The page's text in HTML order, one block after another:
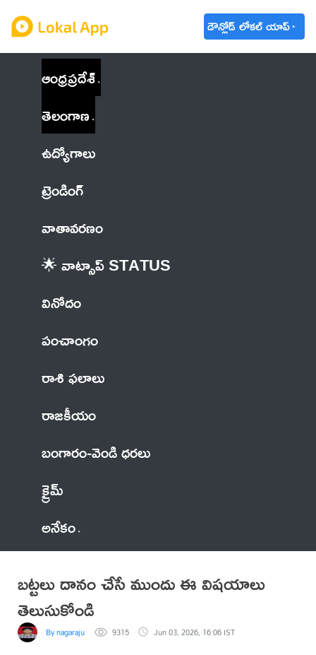
డౌన్లోడ్ లోకల్ యాప్
ఆంధ్రప్రదేశ్
తెలంగాణ
ఉద్యోగాలు
ట్రెండింగ్
వాతావరణం
🌟 వాట్సాప్ STATUS
వినోదం
పంచాంగం
రాశి ఫలాలు
రాజకీయం
బంగారం-వెండి ధరలు
క్రైమ్
అనేకం
బట్టలు దానం చేసే ముందు ఈ విషయాలు
తెలుసుకోండి
By nagaraju 9315 Jun 03, 2026, 16:06 IST